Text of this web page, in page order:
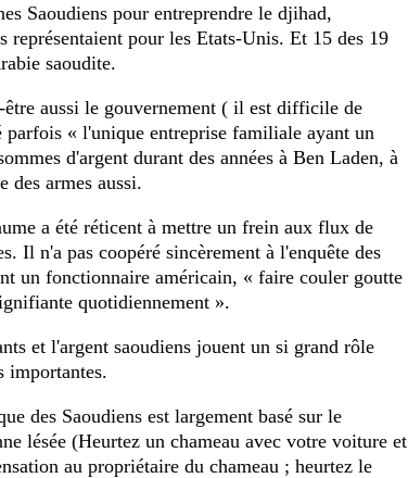
Saoudiens pour entreprendre le djihad,
représentaient pour les Etats-Unis. Et 15 des 19
saoudite.
aussi le gouvernement ( il est difficile de
parfois « l'unique entreprise familiale ayant un
d'argent durant des années à Ben Laden, à
des armes aussi.
a été réticent à mettre un frein aux flux de
Il n'a pas coopéré sincèrement à l'enquête des
un fonctionnaire américain, « faire couler goutte
quotidiennement ».
et l'argent saoudiens jouent un si grand rôle
importantes.
des Saoudiens est largement basé sur le
lésée (Heurtez un chameau avec votre voiture et
au propriétaire du chameau ; heurtez le